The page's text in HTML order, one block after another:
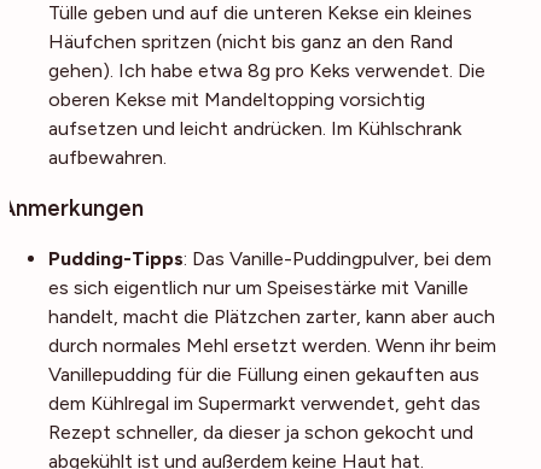
Tülle geben und auf die unteren Kekse ein kleines
Häufchen spritzen (nicht bis ganz an den Rand
gehen). Ich habe etwa 8g pro Keks verwendet. Die
oberen Kekse mit Mandeltopping vorsichtig
aufsetzen und leicht andrücken. Im Kühlschrank
aufbewahren.
Anmerkungen
Pudding-Tipps: Das Vanille-Puddingpulver, bei dem
es sich eigentlich nur um Speisestärke mit Vanille
handelt, macht die Plätzchen zarter, kann aber auch
durch normales Mehl ersetzt werden. Wenn ihr beim
Vanillepudding für die Füllung einen gekauften aus
dem Kühlregal im Supermarkt verwendet, geht das
Rezept schneller, da dieser ja schon gekocht und
abgekühlt ist und außerdem keine Haut hat.